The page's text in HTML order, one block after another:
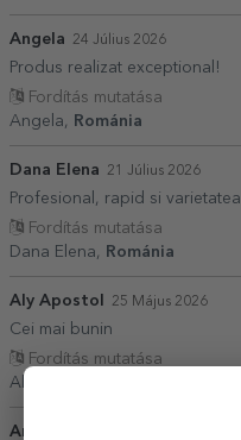
Angela 24 Július 2026
Produs realizat exceptional!
Fordítás mutatása
Angela,
Románia
Dana Elena 21 Július 2026
Profesional, rapid si varietatea
Fordítás mutatása
Dana Elena,
Románia
Aly Apostol 25 Május 2026
Cei mai bunin
Fordítás mutatása
Aly Apostol,
Ana Maria